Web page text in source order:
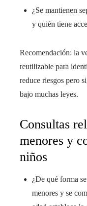
¿Se mantienen
y quién tiene
Recomendación: la
reutilizable para
reduce riesgos pero
bajo muchas leyes.
Consultas
menores y
niños
¿De qué forma
menores y se